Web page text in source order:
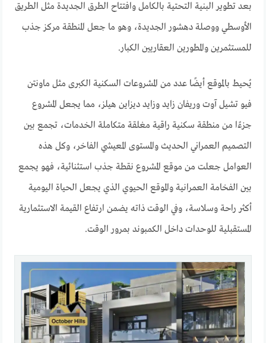
بعد تطوير البنية التحتية بالكامل وافتتاح الطرق الجديدة مثل الطريق
الأوسطي ووصلة دهشور الجديدة، وهو ما جعل المنطقة مركز جذب
للمستثمرين والمطورين العقاريين الكبار.
يُحيط بالموقع أيضًا عدد من المشروعات السكنية الكبرى مثل ماونتن
فيو تشيل آوت وريفان زايد وزايد ديزاين هيلز، مما يجعل المشروع
جزءًا من منطقة سكنية راقية مغلقة متكاملة الخدمات، تجمع بين
التصميم العمراني الحديث والمستوى المعيشي الفاخر، وكل هذه
العوامل جعلت من موقع المشروع نقطة جذب استثنائية، فهو يجمع
بين الفخامة العمرانية والموقع الحيوي الذي يجعل الحياة اليومية
أكثر راحة وسلاسة، وفي الوقت ذاته يضمن ارتفاع القيمة الاستثمارية
المستقبلية للوحدات داخل الكمبوند بمرور الوقت.